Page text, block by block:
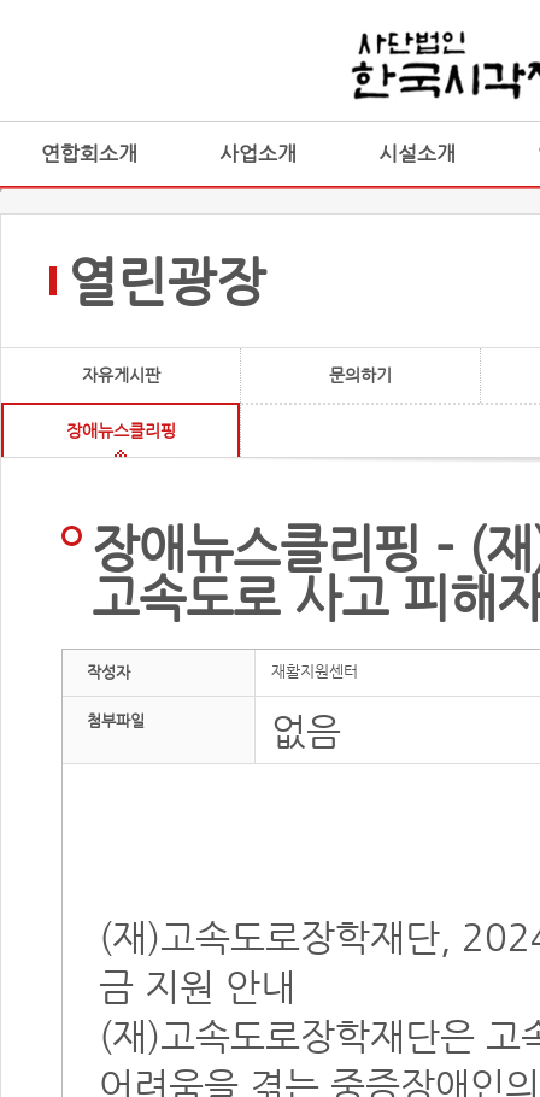
연합회소개 사업소개 시설소개
열린광장
자유게시판 문의하기
장애뉴스클리핑
장애뉴스클리핑 - (
고속도로 사고 피해
작성자 재활지원센터
첨부파일 없음
(재)고속도로장학재단,
금 지원 안내
(재)고속도로장학재단은
어려움을 겪는 중증장애인